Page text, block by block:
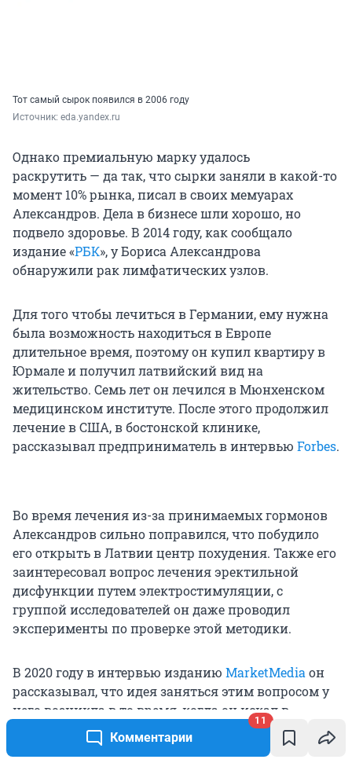
Комментарии
11
Тот самый сырок появился в 2006 году
Источник: eda.yandex.ru
Однако премиальную марку удалось
раскрутить — да так, что сырки заняли в какой-то
момент 10% рынка, писал в своих мемуарах
Александров. Дела в бизнесе шли хорошо, но
подвело здоровье. В 2014 году, как сообщало
издание «РБК», у Бориса Александрова
обнаружили рак лимфатических узлов.
Для того чтобы лечиться в Германии, ему нужна
была возможность находиться в Европе
длительное время, поэтому он купил квартиру в
Юрмале и получил латвийский вид на
жительство. Семь лет он лечился в Мюнхенском
медицинском институте. После этого продолжил
лечение в США, в бостонской клинике,
рассказывал предприниматель в интервью Forbes.
Во время лечения из-за принимаемых гормонов
Александров сильно поправился, что побудило
его открыть в Латвии центр похудения. Также его
заинтересовал вопрос лечения эректильной
дисфункции путем электростимуляции, с
группой исследователей он даже проводил
эксперименты по проверке этой методики.
В 2020 году в интервью изданию MarketMedia он
рассказывал, что идея заняться этим вопросом у
него возникла в то время, когда он искал в
Латвии участок для центра похудения. Один из
собственников рассказал ему, что из-за лишнего